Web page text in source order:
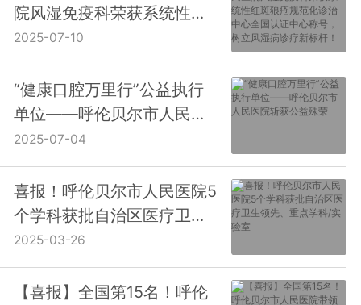
院风湿免疫科荣获系统性红
斑狼疮规范化诊治中心全国
认证中心称号，树立风湿病
诊疗新标杆！
2025-07-10
“健康口腔万里行”公益执行
单位——呼伦贝尔市人民医
院斩获公益殊荣
2025-07-04
喜报！呼伦贝尔市人民医院5
个学科获批自治区医疗卫生
领先、重点学科/实验室
2025-03-26
【喜报】全国第15名！呼伦